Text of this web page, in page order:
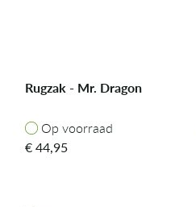
Rugzak - Mr. Dragon
Op voorraad
Op voorraad
€44,95